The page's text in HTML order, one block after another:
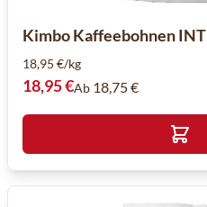
Kimbo Kaffeebohnen
18,95 €/kg
18,95 €Ab 18,75 €